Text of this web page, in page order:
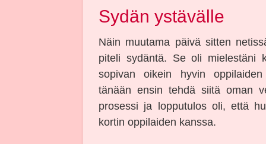
Sydän ystävälle
Näin muutama päivä sitten
piteli sydäntä. Se oli mielestäni
sopivan oikein hyvin
tänään ensin tehdä siitä oman
prosessi ja lopputulos oli, että
kortin oppilaiden kanssa.